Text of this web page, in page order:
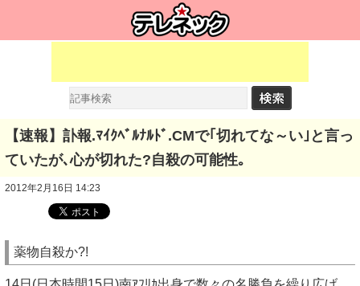
【速報】訃報.ﾏｲｸﾍﾞﾙﾅﾙﾄﾞ.CMで｢切れてな～い｣と言っ
ていたが､心が切れた?自殺の可能性｡
2012年2月16日 14:23
薬物自殺か?!